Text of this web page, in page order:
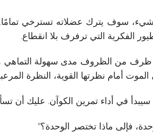
شيء، سوف يترك عضلاته تسترخي
الفكرية التي ترفرف بلا انقطاع.
من الظروف مدى سهولة التماهي
أمام نظرتها القوية، النظرة
في أداء تمرين الكوآن. عليك أن
فإلى ماذا تختصر الوحدة؟”